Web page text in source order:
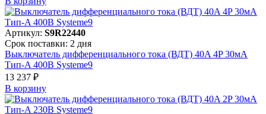
Артикул: S9R22440
Срок поставки: 2 дня
Выключатель дифференциального тока (ВДТ) 40A 4P 30мА
Тип-A 400В Systeme9
13 237 ₽
В корзинy